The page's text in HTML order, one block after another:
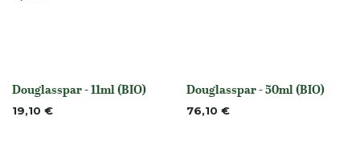
None
Douglasspar - 11ml (BIO)
19,10 € None
Douglasspar - 50ml (BIO)
76,10 €